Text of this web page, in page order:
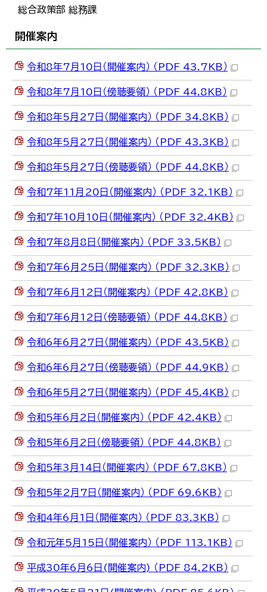
総合政策部 総務課
開催案内
令和8年7月10日（開催案内） （PDF 43.7KB）
令和8年7月10日（傍聴要領） （PDF 44.8KB）
令和8年5月27日（開催案内） （PDF 34.8KB）
令和8年5月27日（開催案内） （PDF 43.3KB）
令和8年5月27日（傍聴要領） （PDF 44.8KB）
令和7年11月20日（開催案内） （PDF 32.1KB）
令和7年10月10日（開催案内） （PDF 32.4KB）
令和7年8月8日（開催案内） （PDF 33.5KB）
令和7年6月25日（開催案内） （PDF 32.3KB）
令和7年6月12日（開催案内） （PDF 42.8KB）
令和7年6月12日（傍聴要領） （PDF 44.8KB）
令和6年6月27日（開催案内） （PDF 43.5KB）
令和6年6月27日（傍聴要領） （PDF 44.9KB）
令和6年5月27日（開催案内） （PDF 45.4KB）
令和5年6月2日（開催案内） （PDF 42.4KB）
令和5年6月2日（傍聴要領） （PDF 44.8KB）
令和5年3月14日（開催案内） （PDF 67.8KB）
令和5年2月7日（開催案内） （PDF 69.6KB）
令和4年6月1日（開催案内） （PDF 83.3KB）
令和元年5月15日（開催案内） （PDF 113.1KB）
平成30年6月6日(開催案内) （PDF 84.2KB）